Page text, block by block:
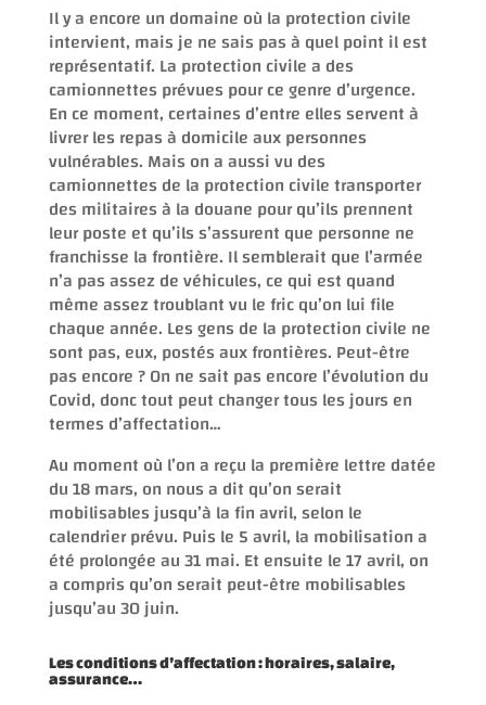
Il y a encore un domaine où la protection civile
intervient, mais je ne sais pas à quel point il est
représentatif. La protection civile a des
camionnettes prévues pour ce genre d’urgence.
En ce moment, certaines d’entre elles servent à
livrer les repas à domicile aux personnes
vulnérables. Mais on a aussi vu des
camionnettes de la protection civile transporter
des militaires à la douane pour qu’ils prennent
leur poste et qu’ils s’assurent que personne ne
franchisse la frontière. Il semblerait que l’armée
n’a pas assez de véhicules, ce qui est quand
même assez troublant vu le fric qu’on lui file
chaque année. Les gens de la protection civile ne
sont pas, eux, postés aux frontières. Peut-être
pas encore ? On ne sait pas encore l’évolution du
Covid, donc tout peut changer tous les jours en
termes d’affectation…
Au moment où l’on a reçu la première lettre datée
du 18 mars, on nous a dit qu’on serait
mobilisables jusqu’à la fin avril, selon le
calendrier prévu. Puis le 5 avril, la mobilisation a
été prolongée au 31 mai. Et ensuite le 17 avril, on
a compris qu’on serait peut-être mobilisables
jusqu’au 30 juin.
Les conditions d’affectation : horaires, salaire,
assurance…